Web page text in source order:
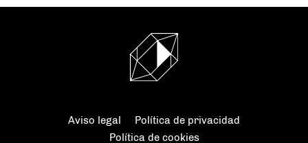
Aviso legal
Política de privacidad
Política de cookies